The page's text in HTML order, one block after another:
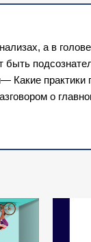
а в
практики
о